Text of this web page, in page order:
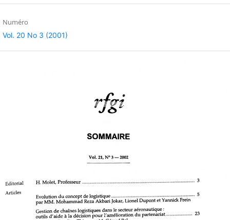
Numéro
Vol. 20 No 3 (2001)